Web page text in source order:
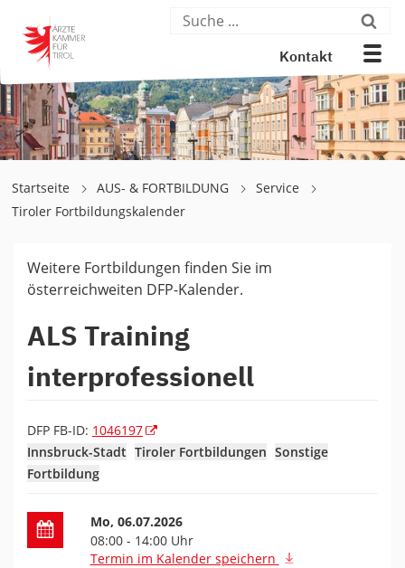
Kontakt
Startseite AUS- & FORTBILDUNG
Service
Tiroler Fortbildungskalender
Weitere Fortbildungen finden Sie im
österreichweiten DFP-Kalender.
ALS Training
interprofessionell
DFP FB-ID: 1046197
Innsbruck-Stadt Tiroler Fortbildungen Sonstige
Fortbildung
Datum der Fortbildung
Mo, 06.07.2026
08:00 - 14:00 Uhr
Termin im Kalender speichern